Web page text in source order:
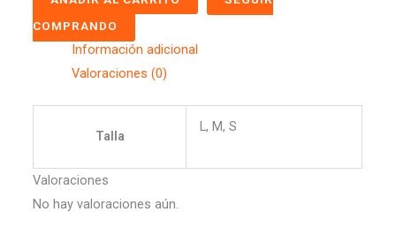
COMPRANDO
Información adicional
Valoraciones (0)
Talla
L, M, S
Valoraciones
No hay valoraciones aún.